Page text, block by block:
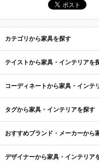
カテゴリから家具を探す
テイストから家具・インテリアを
コーディネートから家具・インテ
タグから家具・インテリアを探す
おすすめブランド・メーカーから
デザイナーから家具・インテリア